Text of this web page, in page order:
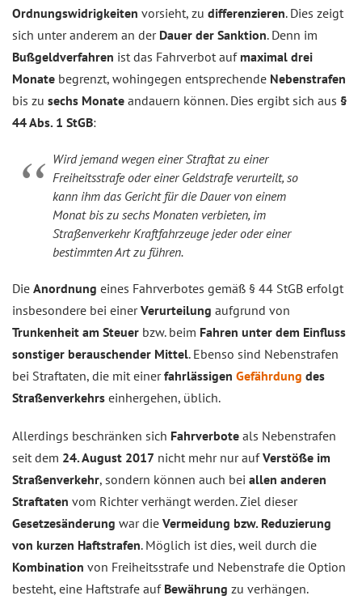
Ordnungswidrigkeiten vorsieht, zu differenzieren. Dies zeigt
sich unter anderem an der Dauer der Sanktion. Denn im
Bußgeldverfahren ist das Fahrverbot auf maximal drei
Monate begrenzt, wohingegen entsprechende Nebenstrafen
bis zu sechs Monate andauern können. Dies ergibt sich aus §
44 Abs. 1 StGB:
Wird jemand wegen einer Straftat zu einer
Freiheitsstrafe oder einer Geldstrafe verurteilt, so
kann ihm das Gericht für die Dauer von einem
Monat bis zu sechs Monaten verbieten, im
Straßenverkehr Kraftfahrzeuge jeder oder einer
bestimmten Art zu führen.
Die Anordnung eines Fahrverbotes gemäß § 44 StGB erfolgt
insbesondere bei einerVerurteilung aufgrund von
Trunkenheit am Steuer bzw. beim Fahren unter dem Einfluss
sonstiger berauschender Mittel. Ebenso sind Nebenstrafen
bei Straftaten, die mit einerfahrlässigen Gefährdung des
Straßenverkehrs einhergehen, üblich.
Allerdings beschränken sich Fahrverbote als Nebenstrafen
seit dem 24. August 2017 nicht mehr nur aufVerstöße im
Straßenverkehr, sondern können auch bei allen anderen
Straftaten vom Richter verhängt werden. Ziel dieser
Gesetzesänderung war die Vermeidung bzw. Reduzierung
von kurzen Haftstrafen. Möglich ist dies, weil durch die
Kombination von Freiheitsstrafe und Nebenstrafe die Option
besteht, eine Haftstrafe auf Bewährung zu verhängen.